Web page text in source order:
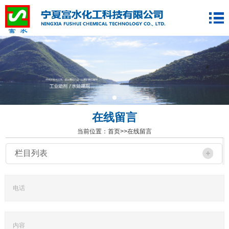
在线留言
当前位置： 首页>>在线留言
栏目列表